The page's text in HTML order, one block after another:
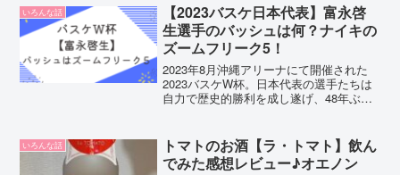
いろんな話
【2023バスケ日本代表】富永啓
生選手のバッシュは何？ナイキの
ズームフリーク5！
2023年8月沖縄アリーナにて開催された
2023バスケW杯。日本代表の選手たちは
自力で歴史的勝利を成し遂げ、48年ぶり
た富永啓生選手。2023年現在、彼が愛用
している...
いろんな話
トマトのお酒【ラ・トマト】飲ん
でみた感想レビュー♪オエノン